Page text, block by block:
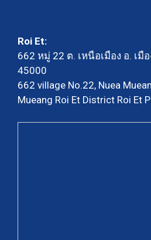
Roi Et:
662 หมู่ 22 ต. เหนือเมือง อ. เมื
45000
662 village No.22, Nuea
Mueang Roi Et District Roi Et